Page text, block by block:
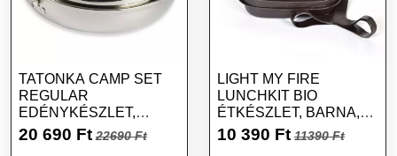
TATONKA CAMP SET
REGULAR
EDÉNYKÉSZLET,
EZÜST, MÉRET
20 690 Ft 22690 Ft
LIGHT MY FIRE
LUNCHKIT BIO
ÉTKÉSZLET, BARNA,
MÉRET
10 390 Ft 11390 Ft